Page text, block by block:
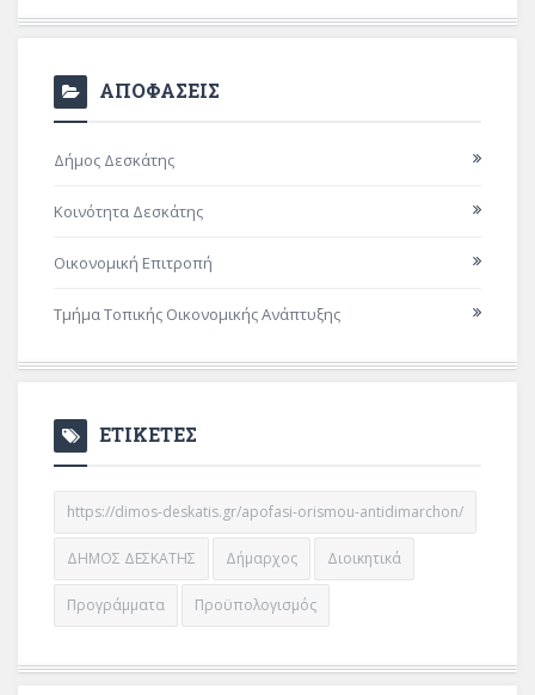
ΑΠΟΦΑΣΕΙΣ
Δήμος Δεσκάτης
Κοινότητα Δεσκάτης
Οικονομική Επιτροπή
Τμήμα Τοπικής Οικονομικής Ανάπτυξης
ΕΤΙΚΕΤΕΣ
https://dimos-deskatis.gr/apofasi-orismou-antidimarchon/
ΔΗΜΟΣ ΔΕΣΚΑΤΗΣ Δήμαρχος Διοικητικά
Προγράμματα Προϋπολογισμός